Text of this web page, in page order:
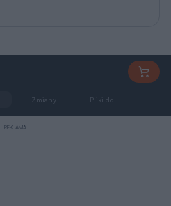
Zmiany Pliki do pobrania
REKLAMA